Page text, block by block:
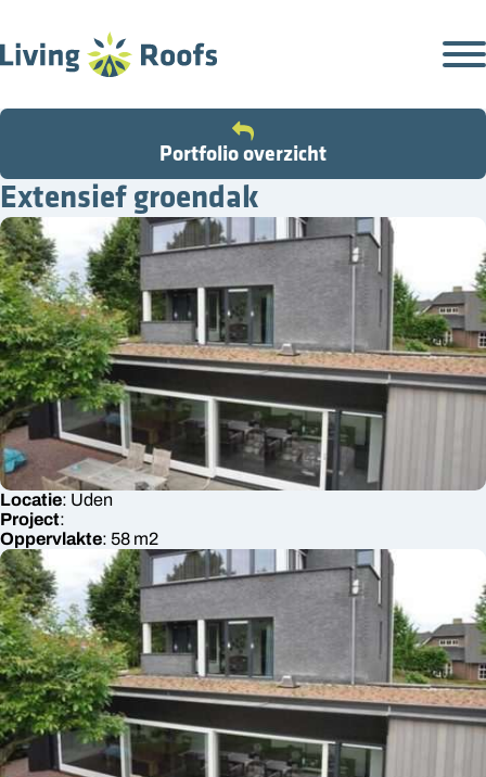
Portfolio overzicht
Extensief groendak
Locatie: Uden
Project:
Oppervlakte: 58 m2